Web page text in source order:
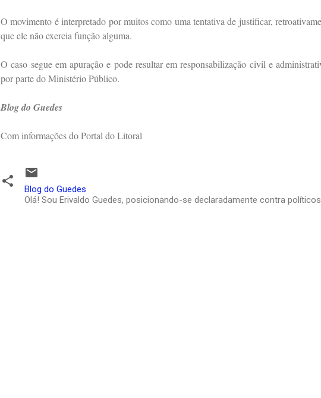
O movimento é interpretado por muitos como uma tentativa de justificar,
que ele não exercia função alguma.
O caso segue em apuração e pode resultar em responsabilização civil e
por parte do Ministério Público.
Blog do Guedes
Com informações do Portal do Litoral
Blog do Guedes
Olá! Sou Erivaldo Guedes, posicionando-se declaradamente contra